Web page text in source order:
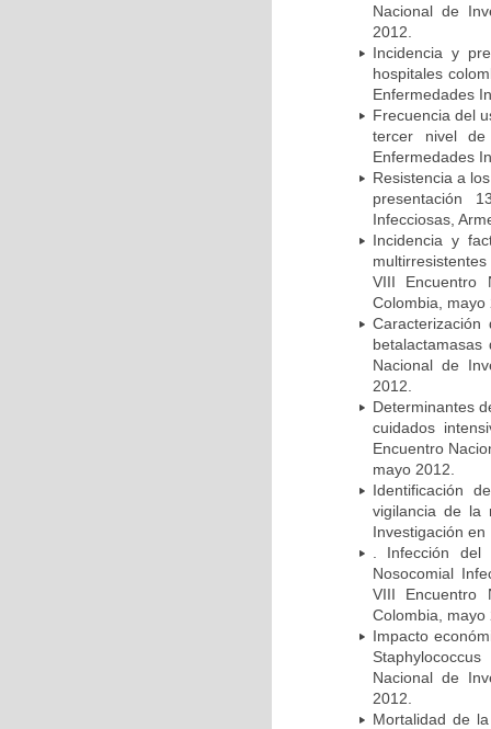
Nacional de
2012.
Incidencia y
hospitales
Enfermedades
Frecuencia del
tercer nivel de
Enfermedades
Resistencia a
presentación
Infecciosas,
Incidencia y
VIII Encuentro
Colombia, mayo
Nacional de
2012.
Determinantes
cuidados
Encuentro
mayo 2012.
Identificación
vigilancia de la
Investigación
. Infección
Nosocomial
VIII Encuentro
Colombia, mayo
Impacto
Nacional de
2012.
Mortalidad de